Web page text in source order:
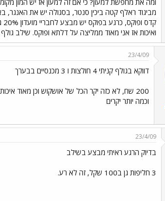
ומה את מחפשת למעון? כי אם זה למעון אז יש המון
מביגוד ראלף קטה ביכין סנטר, בסגולה יש את האנגר,
ואיכות אז אני מאוד ממליצה על דלתא ופוקס. שילב
23/4/09
דווקא בגולף קניתי 4 חולצות ו 3 מכנסיים בבערך
200 שח, לא כזה יקר הכל של אושקוש וכן מאוד
וכמה יותר יקרים
23/4/09
בדיוק הרגע ראיתי מבצע בשילב
3 חליפות גן ב100 שקל, זה לא רע.